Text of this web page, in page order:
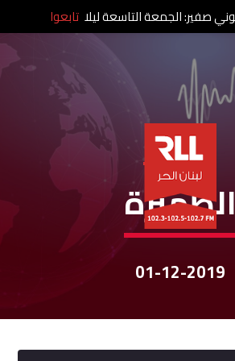
نشرات الأخبار
الظّهيرة
01-12-2019
تابعوا